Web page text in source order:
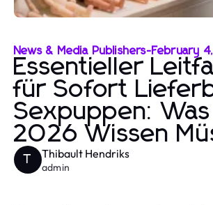
News & Media Publishers-February
Essentieller
für Sofort
Sexpuppen:
2026 Wissen
T Thibault Hendriks
admin